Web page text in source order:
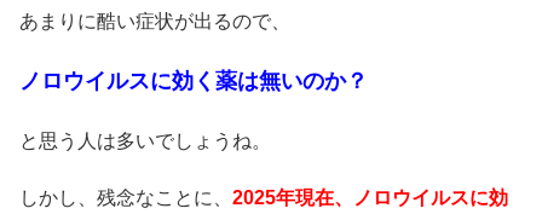
あまりに酷い症状が出るので、
ノロウイルスに効く薬は無いのか？
と思う人は多いでしょうね。
しかし、残念なことに、 2025年現在、ノロウイルスに効